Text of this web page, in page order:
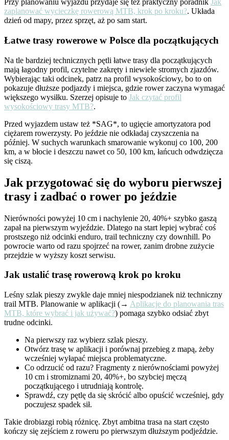
Przy planowaniu wyjazdu przydaje się też praktyczny poradnik Jak
zaplanować wycieczkę rowerową MTB, krok po kroku?. Układa
dzień od mapy, przez sprzęt, aż po sam start.
Łatwe trasy rowerowe w Polsce dla początkujących
Na tle bardziej technicznych pętli łatwe trasy dla początkujących
mają łagodny profil, czytelne zakręty i niewiele stromych zjazdów.
Wybierając taki odcinek, patrz na profil wysokościowy, bo to on
pokazuje dłuższe podjazdy i miejsca, gdzie rower zaczyna wymagać
większego wysiłku. Szerzej opisuje to Jak czytać profil
wysokościowy trasy MTB?.
Przed wyjazdem ustaw też *SAG*, to ugięcie amortyzatora pod
ciężarem rowerzysty. Po jeździe nie odkładaj czyszczenia na
później. W suchych warunkach smarowanie wykonuj co 100, 200
km, a w błocie i deszczu nawet co 50, 100 km, łańcuch odwdzięcza
się ciszą.
Jak przygotować się do wyboru pierwszej
trasy i zadbać o rower po jeździe
Nierówności powyżej 10 cm i nachylenie 20, 40%+ szybko gaszą
zapał na pierwszym wyjeździe. Dlatego na start lepiej wybrać coś
prostszego niż odcinki enduro, trail techniczny czy downhill. Po
powrocie warto od razu spojrzeć na rower, zanim drobne zużycie
przejdzie w wyższy koszt serwisu.
Jak ustalić trasę rowerową krok po kroku
Leśny szlak pieszy zwykle daje mniej niespodzianek niż techniczny
trail MTB. Planowanie w aplikacji (→ Aplikacje do planowania tras
MTB, które wybrać i jak używać?) pomaga szybko odsiać zbyt
trudne odcinki.
Na pierwszy raz wybierz szlak pieszy.
Otwórz trasę w aplikacji i porównaj przebieg z mapą, żeby
wcześniej wyłapać miejsca problematyczne.
Co odrzucić od razu? Fragmenty z nierównościami powyżej
10 cm i stromiznami 20, 40%+, bo szybciej męczą
początkującego i utrudniają kontrolę.
Sprawdź, czy pętlę da się skrócić albo opuścić wcześniej, gdy
poczujesz spadek sił.
Takie drobiazgi robią różnicę. Zbyt ambitna trasa na start często
kończy się zejściem z roweru po pierwszym dłuższym podjeździe.